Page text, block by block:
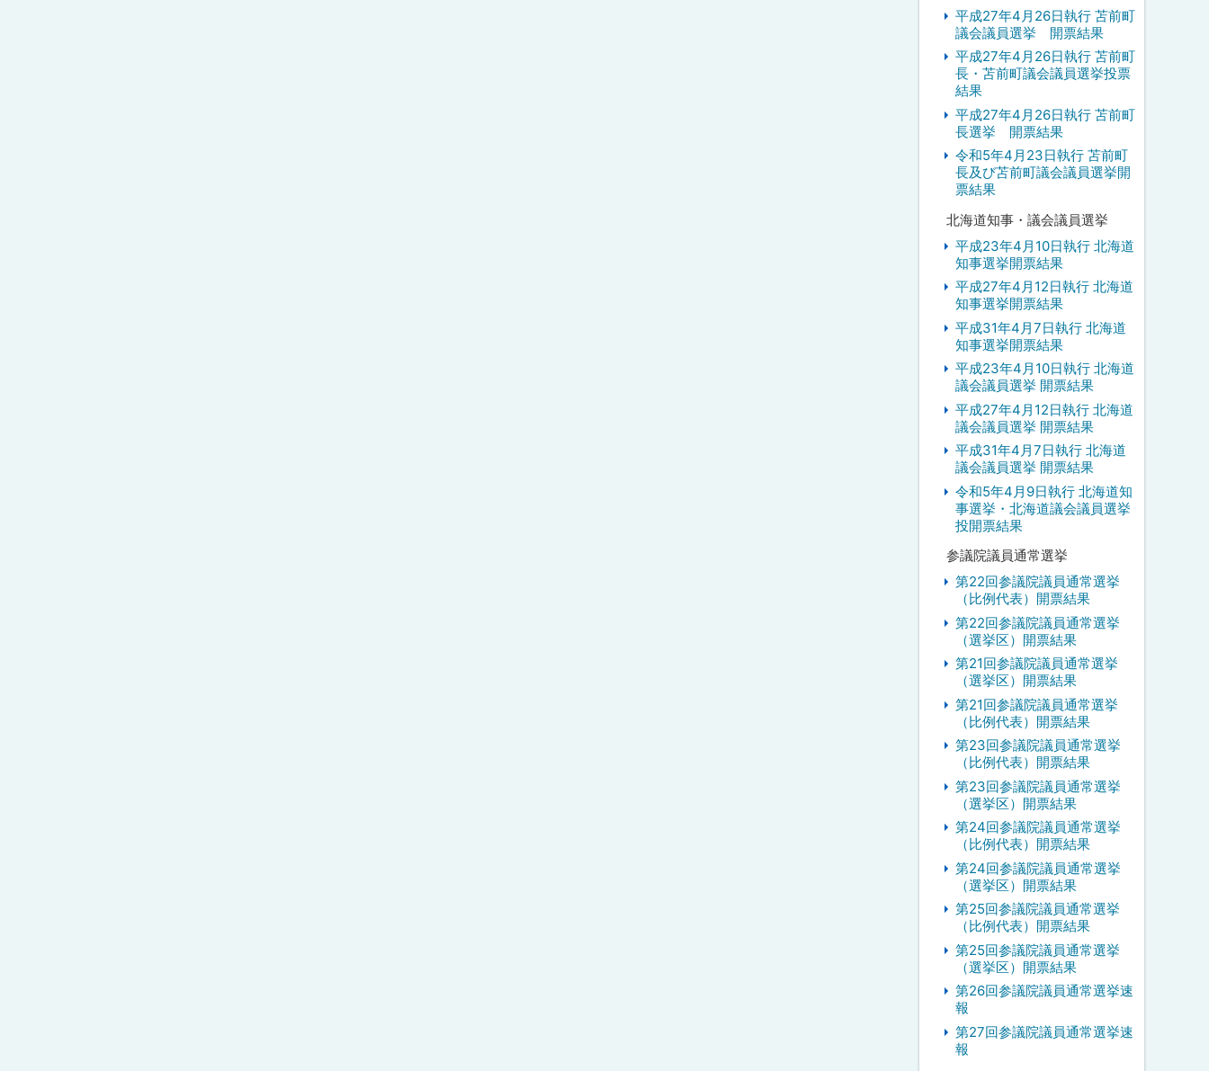
平成27年4月26日執行 苫前町
議会議員選挙 開票結果
平成27年4月26日執行 苫前町
長・苫前町議会議員選挙投票
結果
平成27年4月26日執行 苫前町
長選挙 開票結果
令和5年4月23日執行 苫前町
長及び苫前町議会議員選挙開
票結果
北海道知事・議会議員選挙
平成23年4月10日執行 北海道
知事選挙開票結果
平成27年4月12日執行 北海道
知事選挙開票結果
平成31年4月7日執行 北海道
知事選挙開票結果
平成23年4月10日執行 北海道
議会議員選挙 開票結果
平成27年4月12日執行 北海道
議会議員選挙 開票結果
平成31年4月7日執行 北海道
議会議員選挙 開票結果
令和5年4月9日執行 北海道知
事選挙・北海道議会議員選挙
投開票結果
参議院議員通常選挙
第22回参議院議員通常選挙
（比例代表）開票結果
第22回参議院議員通常選挙
（選挙区）開票結果
第21回参議院議員通常選挙
（選挙区）開票結果
第21回参議院議員通常選挙
（比例代表）開票結果
第23回参議院議員通常選挙
（比例代表）開票結果
第23回参議院議員通常選挙
（選挙区）開票結果
第24回参議院議員通常選挙
（比例代表）開票結果
第24回参議院議員通常選挙
（選挙区）開票結果
第25回参議院議員通常選挙
（比例代表）開票結果
第25回参議院議員通常選挙
（選挙区）開票結果
第26回参議院議員通常選挙速
報
第27回参議院議員通常選挙速
報